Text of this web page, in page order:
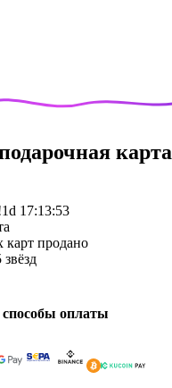
карта
1d 17:13:53
карт продано
оплаты